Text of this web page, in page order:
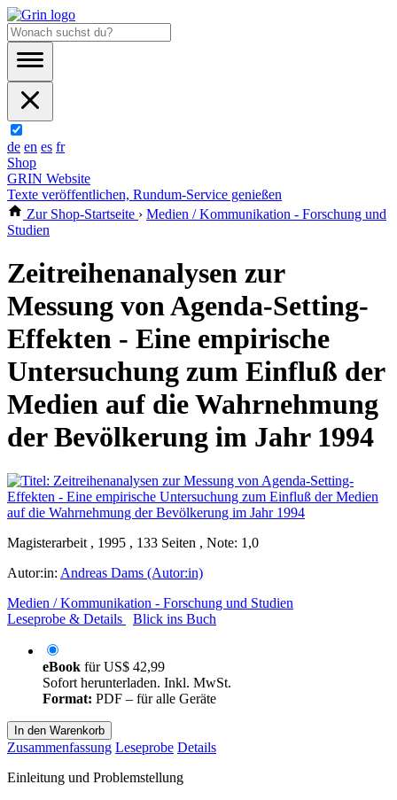
de en es fr
Shop
GRIN Website
Texte veröffentlichen, Rundum-Service genießen
Zur Shop-Startseite › Medien / Kommunikation - Forschung und
Studien
Zeitreihenanalysen zur
Messung von Agenda-Setting-
Effekten - Eine empirische
Untersuchung zum Einfluß der
Medien auf die Wahrnehmung
der Bevölkerung im Jahr 1994
Magisterarbeit , 1995 , 133 Seiten , Note: 1,0
Autor:in: Andreas Dams (Autor:in)
Medien / Kommunikation - Forschung und Studien
Leseprobe & Details
Blick ins Buch
eBook fürUS$ 42,99
Sofort herunterladen. Inkl. MwSt.
Format: PDF – für alle Geräte
In den Warenkorb
Zusammenfassung Leseprobe Details
Einleitung und Problemstellung